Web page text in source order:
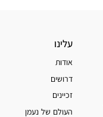
עלינו
עלינו
אודות
דרושים
זכיינים
העולם של נעמן